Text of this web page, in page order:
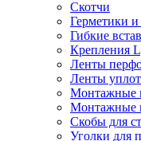
Скотчи
Герметики
Гибкие
Крепления
Ленты
Ленты
Монтажные
Монтажные
Скобы для
Уголки для